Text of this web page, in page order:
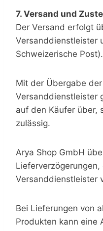
7. Versand und
Der Versand erfolgt
Versanddienstleister
Schweizerische Post).
Mit der Übergabe
Versanddienstleister
auf den Käufer über,
zulässig.
Arya Shop GmbH
Versanddienstleister
Bei Lieferungen von
Produkten kann eine